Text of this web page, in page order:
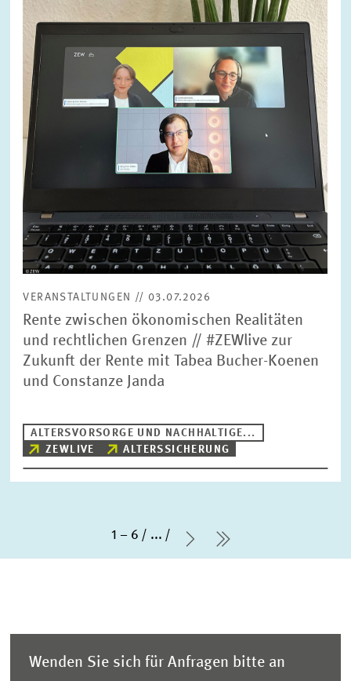
Ansicht
VERANSTALTUNGEN // 03.07.2026
Rente zwischen ökonomischen Realitäten
und rechtlichen Grenzen // #ZEWlive zur
Zukunft der Rente mit Tabea Bucher-Koenen
und Constanze Janda
ALTERSVORSORGE UND NACHHALTIGE...
ZEWLIVE
ALTERSSICHERUNG
1 – 6 ...
Nächste Seite
letzte Seite
Wenden Sie sich für Anfragen bitte an